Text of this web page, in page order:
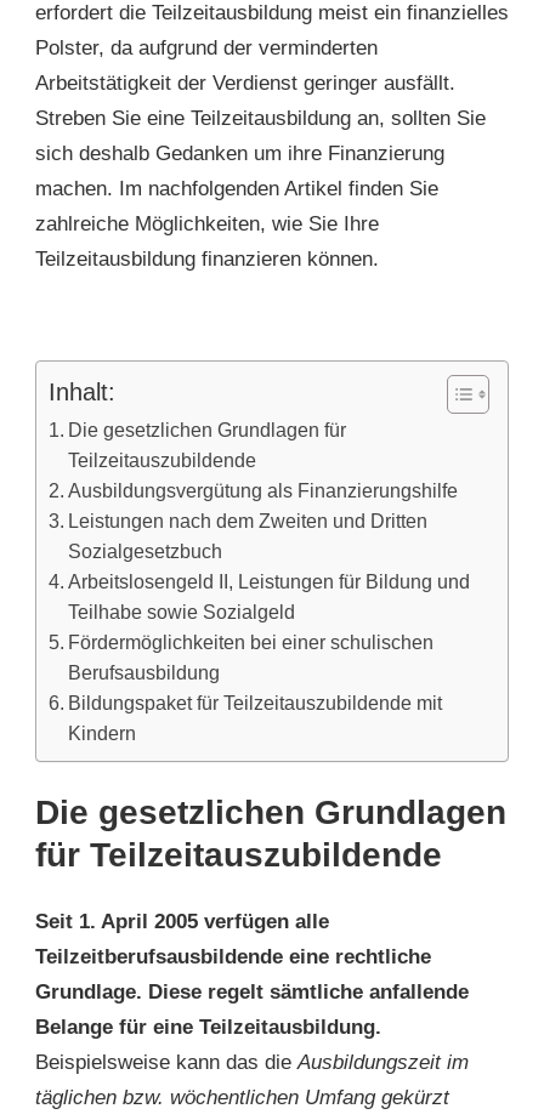
erfordert die Teilzeitausbildung meist ein finanzielles
Polster, da aufgrund der verminderten
Arbeitstätigkeit der Verdienst geringer ausfällt.
Streben Sie eine Teilzeitausbildung an, sollten Sie
sich deshalb Gedanken um ihre Finanzierung
machen. Im nachfolgenden Artikel finden Sie
zahlreiche Möglichkeiten, wie Sie Ihre
Teilzeitausbildung finanzieren können.
Inhalt:
Die gesetzlichen Grundlagen für
Teilzeitauszubildende
Ausbildungsvergütung als Finanzierungshilfe
Leistungen nach dem Zweiten und Dritten
Sozialgesetzbuch
Arbeitslosengeld II, Leistungen für Bildung und
Teilhabe sowie Sozialgeld
Fördermöglichkeiten bei einer schulischen
Berufsausbildung
Bildungspaket für Teilzeitauszubildende mit
Kindern
Die gesetzlichen Grundlagen
für Teilzeitauszubildende
Seit 1. April 2005 verfügen alle
Teilzeitberufsausbildende eine rechtliche
Grundlage. Diese regelt sämtliche anfallende
Belange für eine Teilzeitausbildung.
Beispielsweise kann das dieAusbildungszeit im
täglichen bzw. wöchentlichen Umfang gekürzt